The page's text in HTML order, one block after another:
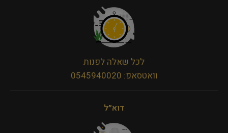
לכל שאלה לפנות
וואטסאפ: 0545940020
דוא״ל